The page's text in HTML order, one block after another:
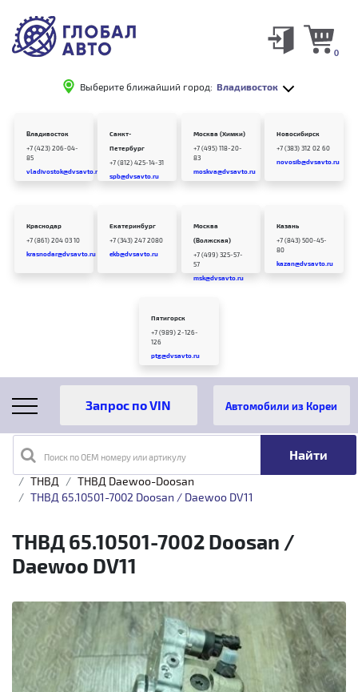
Выберите ближайший город: Владивосток
0
Владивосток
+7 (423) 206-04-
85
vladivostok@dvsavto.ru
Санкт-
Петербург
+7 (812) 425-14-31
spb@dvsavto.ru
Москва (Химки)
+7 (495) 118-20-
83
moskva@dvsavto.ru
Новосибирск
+7 (383) 312 02 60
novosib@dvsavto.ru
Краснодар
+7 (861) 204 03 10
krasnodar@dvsavto.ru
Екатеринбург
+7 (343) 247 2080
ekb@dvsavto.ru
Москва
(Волжская)
+7 (499) 325-57-
57
msk@dvsavto.ru
Казань
+7 (843) 500-45-
80
kazan@dvsavto.ru
Пятигорск
+7 (989) 2-126-
126
ptg@dvsavto.ru
Поиск по OEM номеру или артикулу
Автомобили из Кореи
Главная Каталог товаров
Топливная аппаратура
ТНВД
ТНВД Daewoo-Doosan
ТНВД 65.10501-7002 Doosan / Daewoo DV11
ТНВД 65.10501-7002 Doosan /
Daewoo DV11